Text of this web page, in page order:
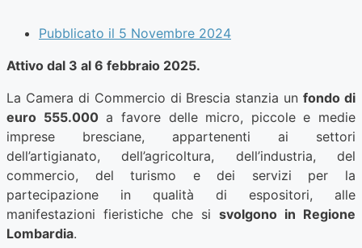
Pubblicato il 5 Novembre 2024
Attivo dal 3 al 6 febbraio 2025.
La Camera di Commercio di Brescia stanzia unfondo di
euro 555.000a favore delle micro, piccole e medie
imprese bresciane, appartenenti ai settori
dell’artigianato, dell’agricoltura, dell’industria, del
commercio, del turismo e dei servizi per la
partecipazione in qualità di espositori, alle
manifestazioni fieristiche che si svolgono in Regione
Lombardia.